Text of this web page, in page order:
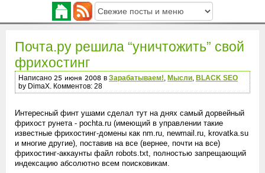
Почта.ру решила “уничтожить” свой
фрихостинг
Написано в Зарабатываем! Мысли
BLACK SEO
by DimaX. Комментов: 28
Интересный финт ушами сделал тут на днях самый дорвейный
фрихост рунета - pochta.ru (имеющий в управлении такие
известные фрихостинг-домены как nm.ru, newmail.ru, krovatka.su
и многие другие), поставив на все (вернее, почти на все)
фрихостинг-аккаунты файл robots.txt, полностью запрещающий
индексацию абсолютно всем поисковикам.